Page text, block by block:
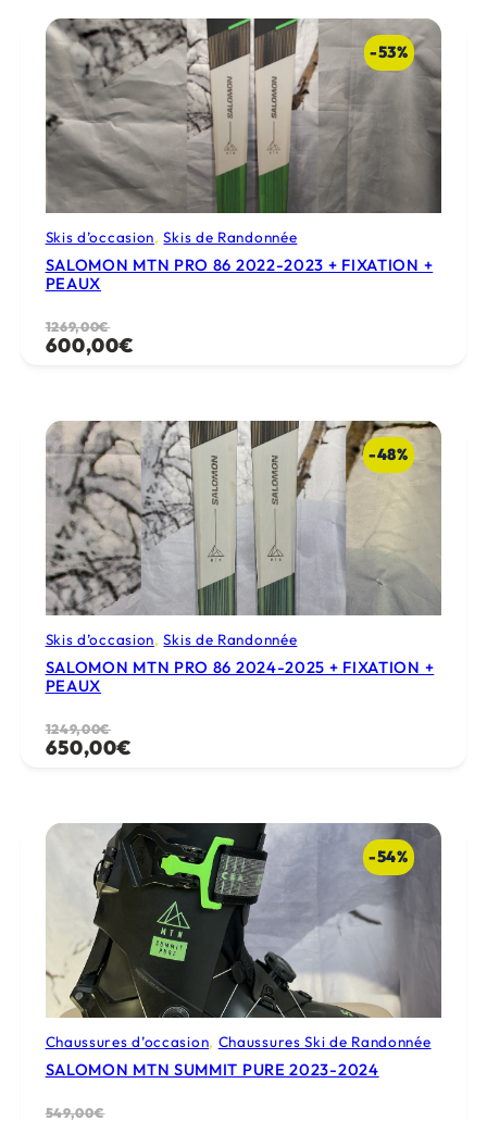
-53%
Skis d’occasion, Skis de Randonnée
SALOMON MTN PRO 86 2022-2023 + FIXATION +
PEAUX
1269,00€
Le
prix
1269,00€.
600,00€
Le
prix
600,00€.
-48%
Skis d’occasion, Skis de Randonnée
SALOMON MTN PRO 86 2024-2025 + FIXATION +
PEAUX
1249,00€
Le
prix
1249,00€.
650,00€
Le
prix
650,00€.
-54%
Chaussures d’occasion, Chaussures Ski de Randonnée
SALOMON MTN SUMMIT PURE 2023-2024
549,00€
Le
Le